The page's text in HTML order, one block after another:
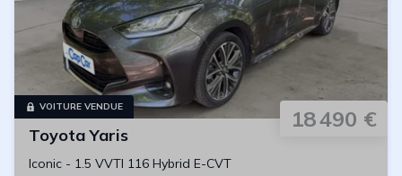
VOITURE VENDUE 18 490 €
Toyota Yaris
Iconic - 1.5 VVTI 116 Hybrid E-CVT